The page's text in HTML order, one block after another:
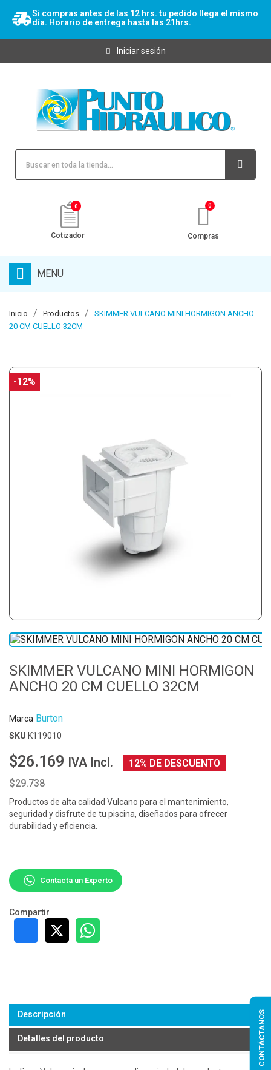
Si compras antes de las 12 hrs. tu pedido llega el mismo
día. Horario de entrega hasta las 21hrs.
Iniciar sesión
0
Cotizador Compras
MENU
Inicio Productos
SKIMMER VULCANO MINI HORMIGON ANCHO
20 CM CUELLO 32CM
-12%
SKIMMER VULCANO MINI HORMIGON
ANCHO 20 CM CUELLO 32CM
Marca Burton
SKU K119010
$26.169 IVA Incl.
12% DE DESCUENTO
$29.738
Productos de alta calidad Vulcano para el mantenimiento,
seguridad y disfrute de tu piscina, diseñados para ofrecer
durabilidad y eficiencia.
Contacta un Experto
Compartir
Descripción
Detalles del producto CONTÁCTANOS